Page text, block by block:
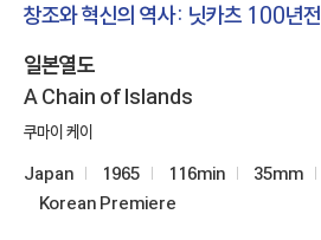
창조와 혁신의 역사: 닛카츠 100년전
일본열도
A Chain of Islands
쿠마이 케이
Japan 1965 116min 35mm
Korean Premiere